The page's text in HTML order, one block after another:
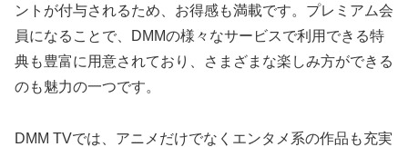
ントが付与されるため、お得感も満載です。プレミアム会
員になることで、DMMの様々なサービスで利用できる特
典も豊富に用意されており、さまざまな楽しみ方ができる
のも魅力の一つです。
DMM TVでは、アニメだけでなくエンタメ系の作品も充実